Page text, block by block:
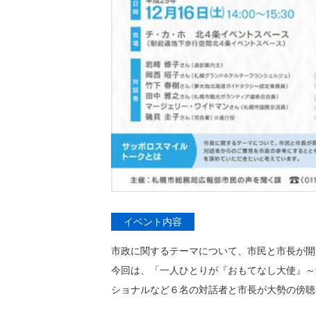
イベント内容
市政に関するテーマについて、市民と市長が
今回は、「一人ひとりが『おもてなし大使』
ショナルなど６名の対話者と市長が大勢の傍